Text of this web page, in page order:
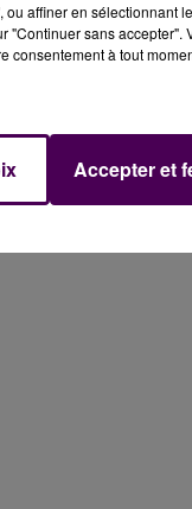
"JJ"Burnel..."JJ"
-normands,
repose l'essentiel
affiner en sélectionnant
"Continuer sans
consentement à tout
Accepter et